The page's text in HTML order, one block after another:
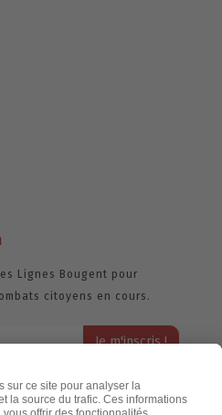
Lignes Bougent pour
citoyens en cours.
notre politique de confidentialité,
ici.